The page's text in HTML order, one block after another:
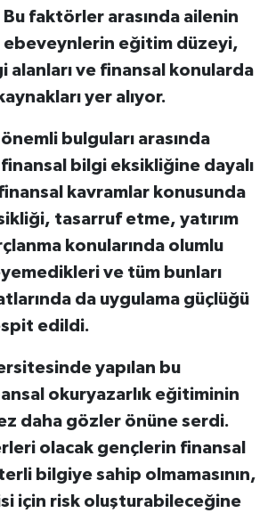
faktörler arasında ailenin
ebeveynlerin eğitim düzeyi,
alanları ve finansal konularda
yer alıyor.
bulguları arasında
bilgi eksikliğine dayalı
kavramlar konusunda
tasarruf etme, yatırım
konularında olumlu
ve tüm bunları
da uygulama güçlüğü
edildi.
yapılan bu
okuryazarlık eğitiminin
daha gözler önüne serdi.
olacak gençlerin finansal
bilgiye sahip olmamasının,
için risk oluşturabileceğine